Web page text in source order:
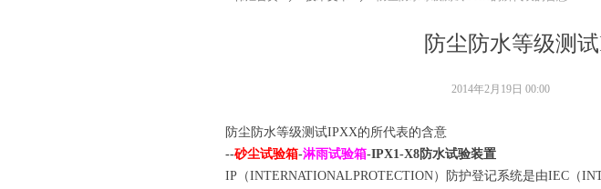
防尘防水等级测
防尘防水等级测试IPXX的所代表的含意
--砂尘试验箱-淋雨试验箱-IPX1-X8防水试验装置
IP（INTERNATIONALPROTECTION）防护登记系统是由IEC（
2014年2月19日 00:00